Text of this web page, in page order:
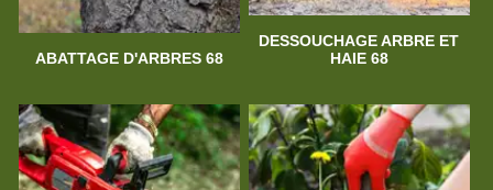
ABATTAGE D'ARBRES 68
DESSOUCHAGE ARBRE ET
HAIE 68